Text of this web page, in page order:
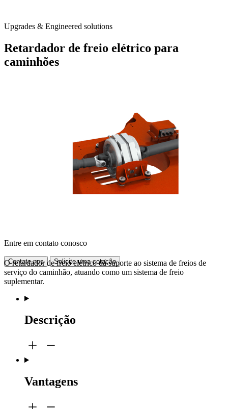
Upgrades & Engineered solutions
Retardador de freio elétrico para
caminhões
Entre em contato conosco
Contate-nos Solicite uma cotação
O retardador de freio elétrico dá suporte ao sistema de freios de
serviço do caminhão, atuando como um sistema de freio
suplementar.
Descrição
Vantagens